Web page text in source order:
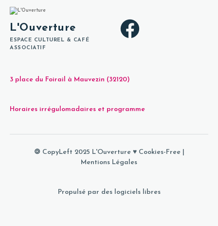
L'Ouverture
ESPACE CULTUREL & CAFÉ
ASSOCIATIF
3 place du Foirail à Mauvezin (32120)
Horaires irrégulomadaires et programme
🄯 CopyLeft 2025 L'Ouverture ♥ Cookies-Free|
Mentions Légales
Propulsé par des logiciels libres